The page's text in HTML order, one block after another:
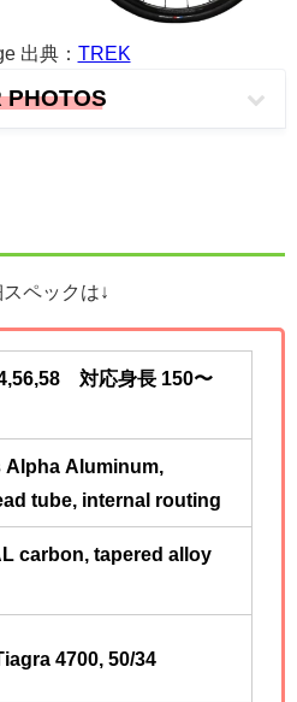
出典： TREK
PHOTOS
ペックは↓
対応身長 150〜
Alpha Aluminum,
tube, internal routing
carbon, tapered alloy
4700, 50/34